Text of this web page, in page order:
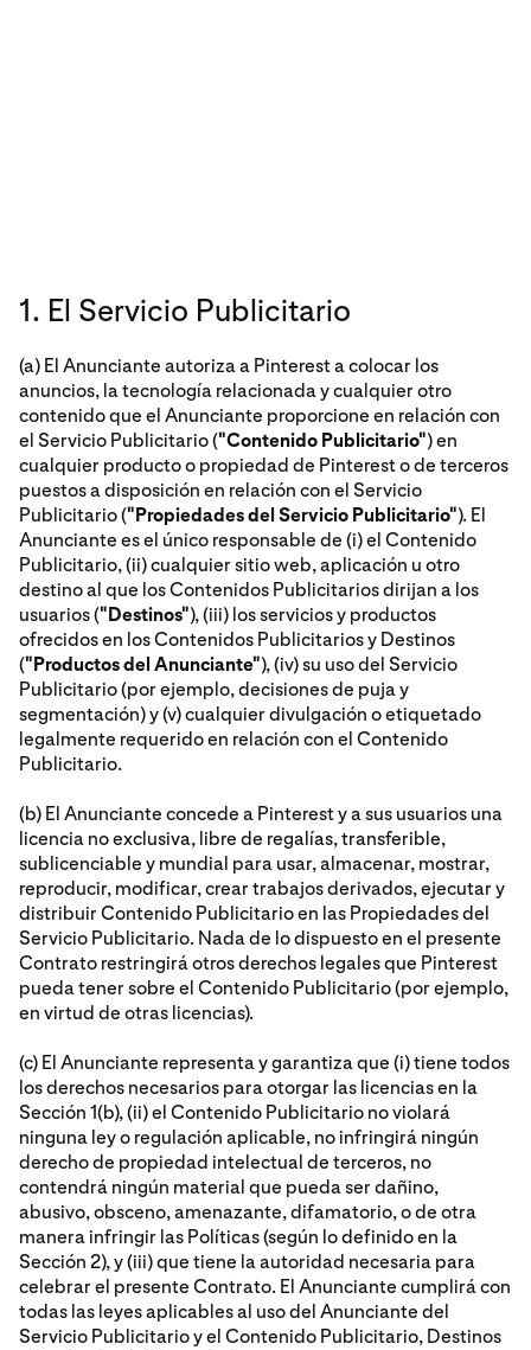
1. El Servicio Publicitario
(a) El Anunciante autoriza a Pinterest a colocar los
anuncios, la tecnología relacionada y cualquier otro
contenido que el Anunciante proporcione en relación con
el Servicio Publicitario ("Contenido Publicitario") en
cualquier producto o propiedad de Pinterest o de terceros
puestos a disposición en relación con el Servicio
Publicitario ("Propiedades del Servicio Publicitario"). El
Anunciante es el único responsable de (i) el Contenido
Publicitario, (ii) cualquier sitio web, aplicación u otro
destino al que los Contenidos Publicitarios dirijan a los
usuarios ("Destinos"), (iii) los servicios y productos
ofrecidos en los Contenidos Publicitarios y Destinos
("Productos del Anunciante"), (iv) su uso del Servicio
Publicitario (por ejemplo, decisiones de puja y
segmentación) y (v) cualquier divulgación o etiquetado
legalmente requerido en relación con el Contenido
Publicitario.
(b) El Anunciante concede a Pinterest y a sus usuarios una
licencia no exclusiva, libre de regalías, transferible,
sublicenciable y mundial para usar, almacenar, mostrar,
reproducir, modificar, crear trabajos derivados, ejecutar y
distribuir Contenido Publicitario en las Propiedades del
Servicio Publicitario. Nada de lo dispuesto en el presente
Contrato restringirá otros derechos legales que Pinterest
pueda tener sobre el Contenido Publicitario (por ejemplo,
en virtud de otras licencias).
(c) El Anunciante representa y garantiza que (i) tiene todos
los derechos necesarios para otorgar las licencias en la
Sección 1(b), (ii) el Contenido Publicitario no violará
ninguna ley o regulación aplicable, no infringirá ningún
derecho de propiedad intelectual de terceros, no
contendrá ningún material que pueda ser dañino,
abusivo, obsceno, amenazante, difamatorio, o de otra
manera infringir las Políticas (según lo definido en la
Sección 2), y (iii) que tiene la autoridad necesaria para
celebrar el presente Contrato. El Anunciante cumplirá con
todas las leyes aplicables al uso del Anunciante del
Servicio Publicitario y el Contenido Publicitario, Destinos